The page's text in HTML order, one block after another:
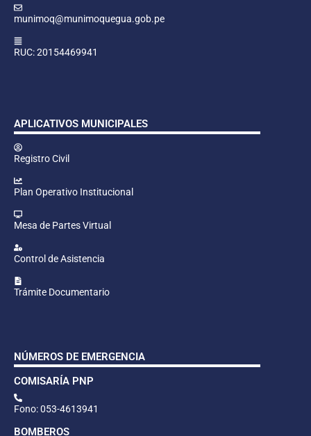
munimoq@munimoquegua.gob.pe
RUC: 20154469941
APLICATIVOS MUNICIPALES
Registro Civil
Plan Operativo Institucional
Mesa de Partes Virtual
Control de Asistencia
Trámite Documentario
NÚMEROS DE EMERGENCIA
COMISARÍA PNP
Fono: 053-4613941
BOMBEROS